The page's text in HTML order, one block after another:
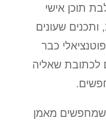
תוכן אישי
ותכנים שעונים
כבר
שאליה
מאמן